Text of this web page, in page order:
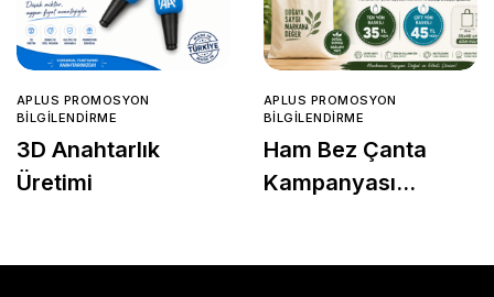
APLUS PROMOSYON
BILGILENDIRME
3D Anahtarlık
Üretimi
APLUS PROMOSYON
BILGILENDIRME
Ham Bez Çanta
Kampanyası